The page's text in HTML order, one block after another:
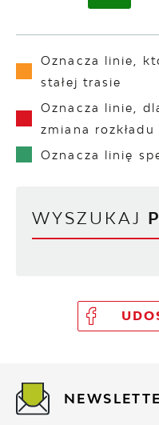
Oznacza linie,
stałej trasie
Oznacza linie,
zmiana rozkładu
Oznacza linię
WYSZUKAJ